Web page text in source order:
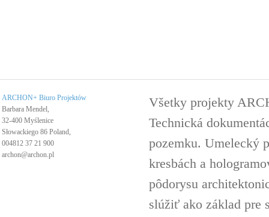
ARCHON+ Biuro Projektów
Barbara Mendel,
32-400 Myślenice
Słowackiego 86 Poland,
004812 37 21 900
archon@archon.pl
Všetky projekty
Technická
pozemku. Umelecký
kresbách a
pôdorysu
slúžiť ako základ pre